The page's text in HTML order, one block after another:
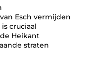
Esch vermijden
cruciaal
Heikant
straten